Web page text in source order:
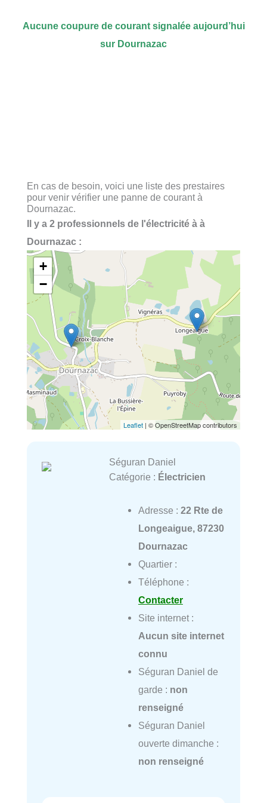
Aucune coupure de courant signalée aujourd’hui
sur Dournazac
En cas de besoin, voici une liste des prestaires
pour venir vérifier une panne de courant à
Dournazac.
Il y a 2 professionnels de l'électricité à à
Dournazac :
+
−
Leaflet | © OpenStreetMap contributors
Séguran Daniel
Catégorie : Électricien
Adresse : 22 Rte de
Longeaigue, 87230
Dournazac
Quartier :
Téléphone :
Contacter
Site internet :
Aucun site internet
connu
Séguran Daniel de
garde : non
renseigné
Séguran Daniel
ouverte dimanche :
non renseigné